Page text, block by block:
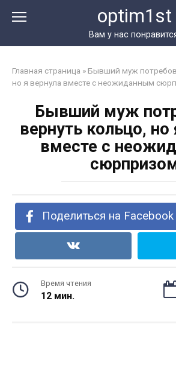
optim1st
Вам у нас
Главная страница »Бывший муж
но я вернула вместе с неожиданным
Бывший муж
вернуть кольцо, но
вместе с
Поделиться на Facebook
Время чтения
12 мин.